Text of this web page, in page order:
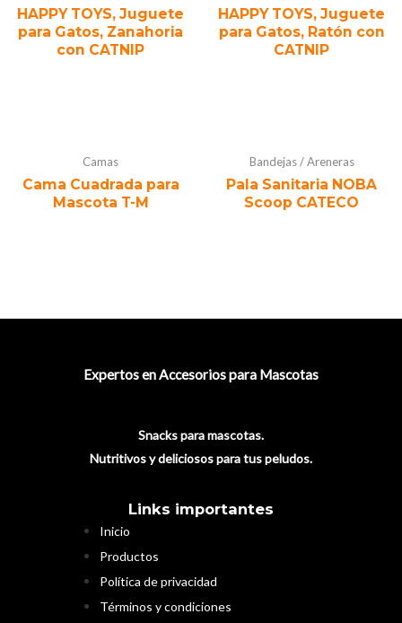
HAPPY TOYS, Juguete
para Gatos, Zanahoria
con CATNIP
HAPPY TOYS, Juguete
para Gatos, Ratón con
CATNIP
Camas
Cama Cuadrada para
Mascota T-M
Bandejas / Areneras
Pala Sanitaria NOBA
Scoop CATECO
Expertos en Accesorios para Mascotas
Snacks para mascotas.
Nutritivos y deliciosos para tus peludos.
Links importantes
Inicio
Productos
Política de privacidad
Términos y condiciones